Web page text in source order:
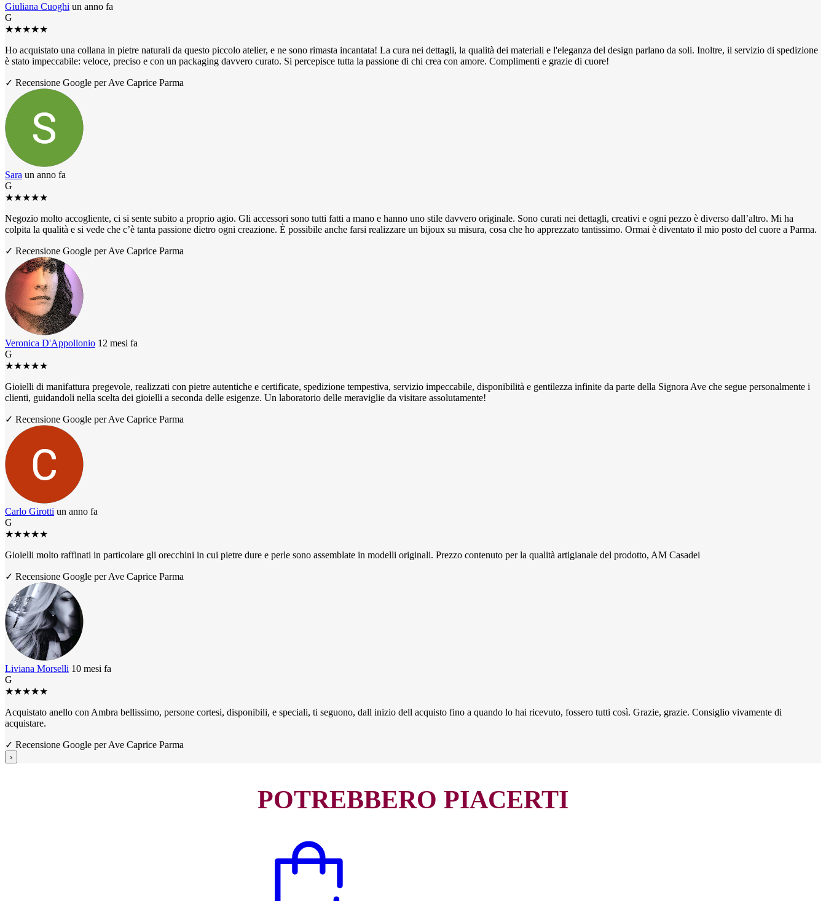
Giuliana Cuoghi un anno fa
G
★★★★★
Ho acquistato una collana in pietre naturali da questo piccolo atelier, e ne sono rimasta incantata! La cura nei dettagli, la qualità dei materiali e l'eleganza del design parlano da soli. Inoltre, il servizio di spedizione
è stato impeccabile: veloce, preciso e con un packaging davvero curato. Si percepisce tutta la passione di chi crea con amore. Complimenti e grazie di cuore!
✓ Recensione Google per Ave Caprice Parma
Sara un anno fa
G
★★★★★
Negozio molto accogliente, ci si sente subito a proprio agio. Gli accessori sono tutti fatti a mano e hanno uno stile davvero originale. Sono curati nei dettagli, creativi e ogni pezzo è diverso dall’altro. Mi ha
colpita la qualità e si vede che c’è tanta passione dietro ogni creazione. È possibile anche farsi realizzare un bijoux su misura, cosa che ho apprezzato tantissimo. Ormai è diventato il mio posto del cuore a Parma.
✓ Recensione Google per Ave Caprice Parma
Veronica D'Appollonio 12 mesi fa
G
★★★★★
Gioielli di manifattura pregevole, realizzati con pietre autentiche e certificate, spedizione tempestiva, servizio impeccabile, disponibilità e gentilezza infinite da parte della Signora Ave che segue personalmente i
clienti, guidandoli nella scelta dei gioielli a seconda delle esigenze. Un laboratorio delle meraviglie da visitare assolutamente!
✓ Recensione Google per Ave Caprice Parma
Carlo Girotti un anno fa
G
★★★★★
Gioielli molto raffinati in particolare gli orecchini in cui pietre dure e perle sono assemblate in modelli originali. Prezzo contenuto per la qualità artigianale del prodotto, AM Casadei
✓ Recensione Google per Ave Caprice Parma
Liviana Morselli 10 mesi fa
G
★★★★★
Acquistato anello con Ambra bellissimo, persone cortesi, disponibili, e speciali, ti seguono, dall inizio dell acquisto fino a quando lo hai ricevuto, fossero tutti così. Grazie, grazie. Consiglio vivamente di
acquistare.
✓ Recensione Google per Ave Caprice Parma
›
POTREBBERO PIACERTI